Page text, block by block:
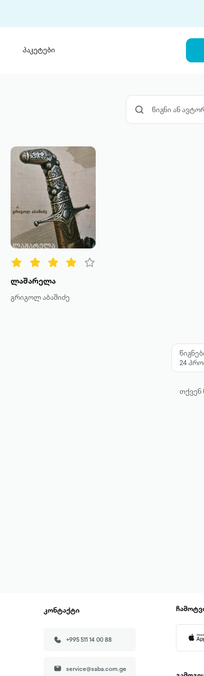
პაკეტები
თინეთი 9 ციფრულ
ლაშარელა
გრიგოლ აბაშიძე
24
თქვენ
კონტაქტი
+995 511 14 00 88
service@saba.com.ge